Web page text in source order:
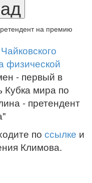
Чайковского
физической
- первый в
Кубка мира по
- претендент
по ссылке и
Климова.